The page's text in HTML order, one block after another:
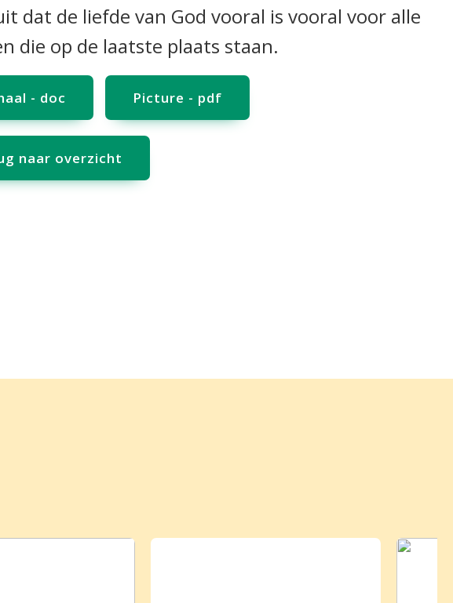
dat de liefde van God vooral is vooral voor alle
die op de laatste plaats staan.
- doc Picture - pdf
naar overzicht